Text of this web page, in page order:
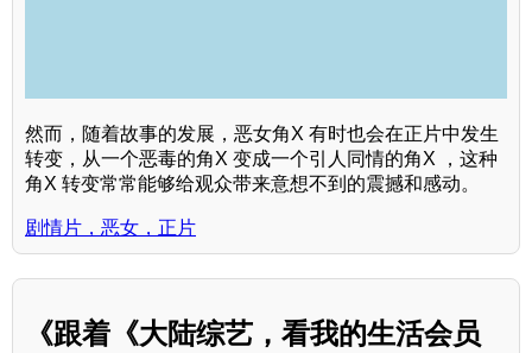
然而，随着故事的发展，恶女角X 有时也会在正片中发生
转变，从一个恶毒的角X 变成一个引人同情的角X ，这种
角X 转变常常能够给观众带来意想不到的震撼和感动。
剧情片，恶女，正片
《跟着《大陆综艺，看我的生活会员